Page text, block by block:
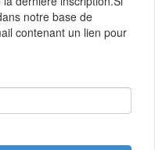
notre base de
contenant un lien pour